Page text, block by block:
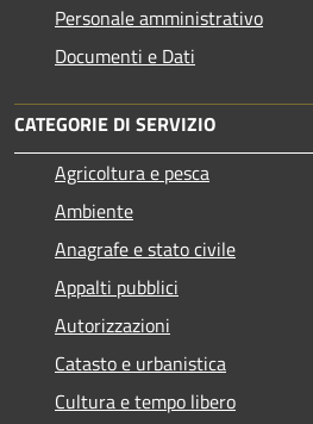
Personale amministrativo
Documenti e Dati
CATEGORIE DI SERVIZIO
Agricoltura e pesca
Ambiente
Anagrafe e stato civile
Appalti pubblici
Autorizzazioni
Catasto e urbanistica
Cultura e tempo libero